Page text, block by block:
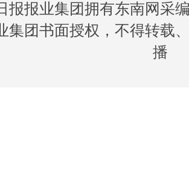
报报业集团拥有东南网采
集团书面授权，不得转载
播